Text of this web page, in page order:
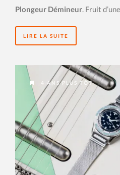
Plongeur Démineur. Fruit
LIRE LA SUITE
4 ANS PLUS TÔT